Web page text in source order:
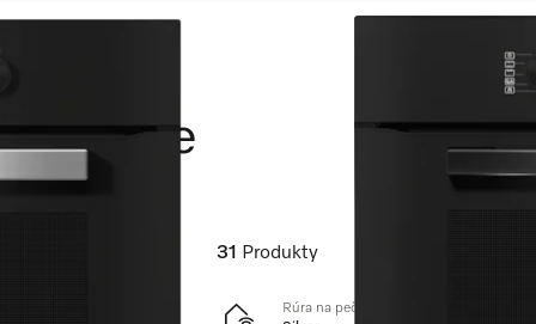
31 Produkty
Rúra na pečenie